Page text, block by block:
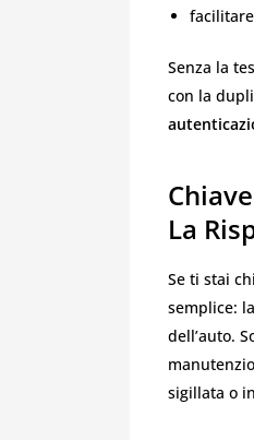
Senza la
con la
La
Se ti stai
semplice:
dell’auto.
sigillata o